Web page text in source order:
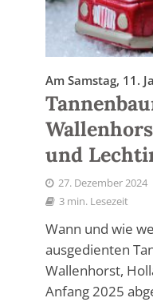
Am Samstag, 11.
und
27. Dezember 2024
3 min. Lesezeit
Wann und wie
ausgedienten
Wallenhorst,
Anfang 2025